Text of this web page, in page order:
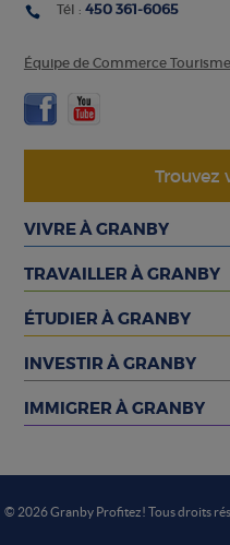
Tél : 450 361-6065
Équipe de Commerce
Trouvez
VIVRE À GRANBY
TRAVAILLER À GRANBY
ÉTUDIER À GRANBY
INVESTIR À GRANBY
IMMIGRER À GRANBY
© 2026 Granby Profitez! Tous droits